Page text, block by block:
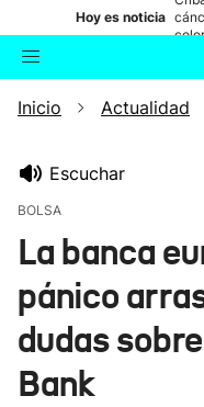
Hoy es noticia
Buscador
Inicio Actualidad
Escuchar
BOLSA
La banca
pánico
dudas
Bank